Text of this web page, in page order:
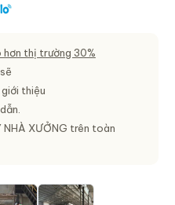
hơn thị trường 30%
thiệu
NHÀ XƯỞNG trên toàn